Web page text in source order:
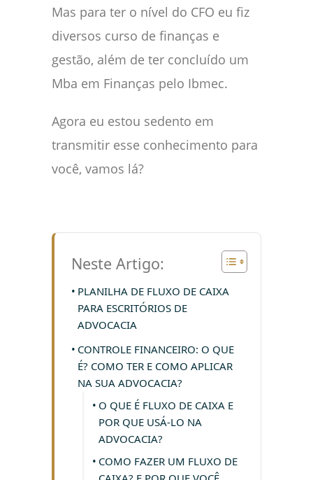
Mas para ter o nível do CFO eu fiz
diversos curso de finanças e
gestão, além de ter concluído um
Mba em Finanças pelo Ibmec.
Agora eu estou sedento em
transmitir esse conhecimento para
você, vamos lá?
Neste Artigo:
PLANILHA DE FLUXO DE CAIXA
PARA ESCRITÓRIOS DE
ADVOCACIA
CONTROLE FINANCEIRO: O QUE
É? COMO TER E COMO APLICAR
NA SUA ADVOCACIA?
O QUE É FLUXO DE CAIXA E
POR QUE USÁ-LO NA
ADVOCACIA?
COMO FAZER UM FLUXO DE